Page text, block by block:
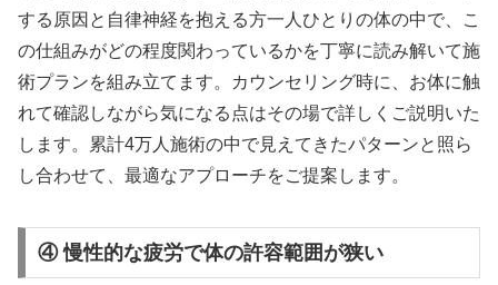
する原因と自律神経を抱える方一人ひとりの体の中で、こ
の仕組みがどの程度関わっているかを丁寧に読み解いて施
術プランを組み立てます。カウンセリング時に、お体に触
れて確認しながら気になる点はその場で詳しくご説明いた
します。累計4万人施術の中で見えてきたパターンと照ら
し合わせて、最適なアプローチをご提案します。
④ 慢性的な疲労で体の許容範囲が狭い